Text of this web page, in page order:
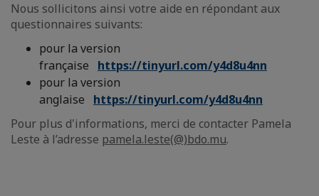
Nous sollicitons ainsi votre aide en répondant aux
questionnaires suivants:
pour la version
française https://tinyurl.com/y4d8u4nn
pour la version
anglaise https://tinyurl.com/y4d8u4nn
Pour plus d'informations, merci de contacter Pamela
Leste à l’adresse pamela.leste(@)bdo.mu.